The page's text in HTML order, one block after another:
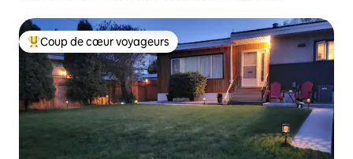
Coup de cœur voyageurs parmi les plus aimés
Coup de cœur voyageurs